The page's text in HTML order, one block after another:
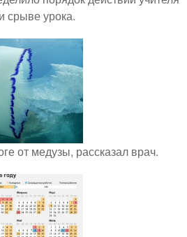
срыве урока.
от медузы, рассказал врач.